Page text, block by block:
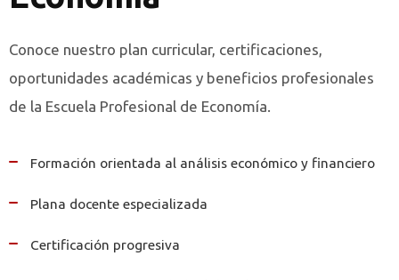
Conoce nuestro plan curricular, certificaciones,
oportunidades académicas y beneficios profesionales
de la Escuela Profesional de Economía.
Formación orientada al análisis económico y financiero
Plana docente especializada
Certificación progresiva